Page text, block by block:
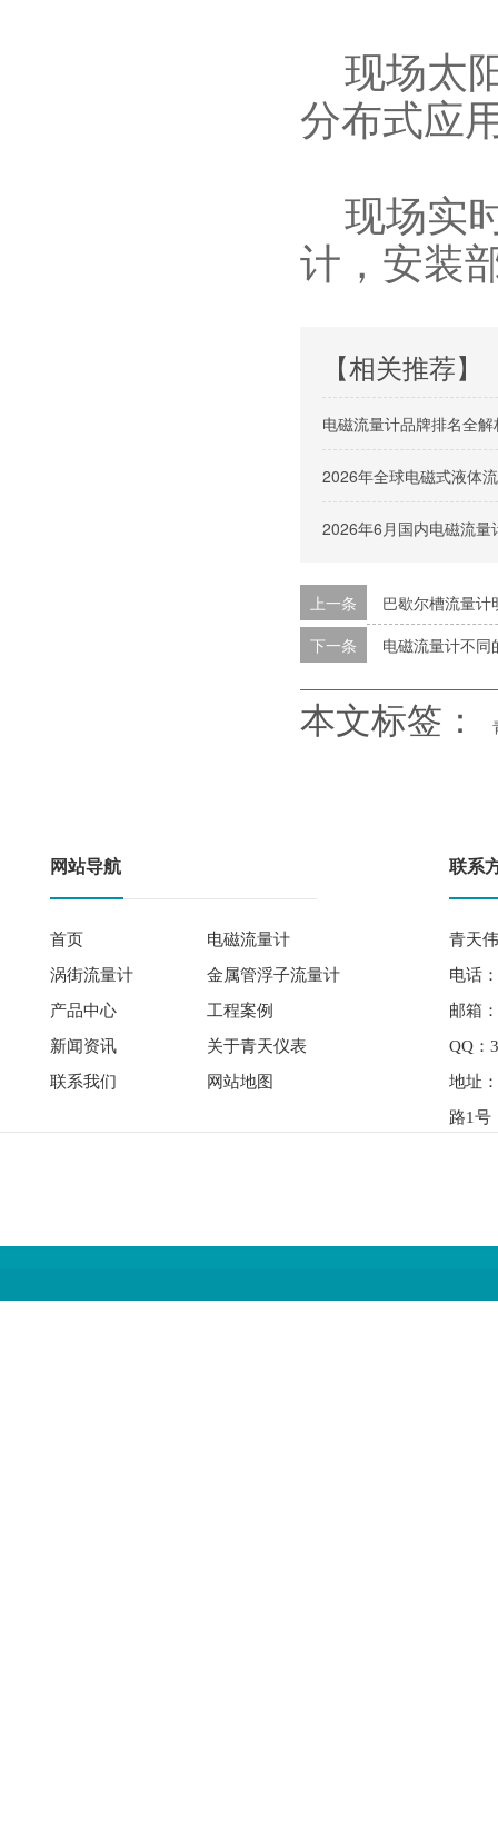
现场太
分布式应
现场实
计，安装
【相关推荐】
电磁流量计品牌排名全
2026年全球电磁式液体
2026年6月国内电磁流
上一条
巴歇尔槽流量
下一条
电磁流量计不
本文标签：
网站导航
首页
电磁流量计
涡街流量计
金属管浮子流量计
产品中心
工程案例
新闻资讯
关于青天仪表
联系我们
网站地图
联系
青天
电话
邮箱
QQ：
地址
路1号